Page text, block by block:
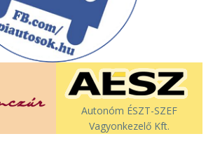
Autonóm ÉSZT-SZEF
Vagyonkezelő Kft.